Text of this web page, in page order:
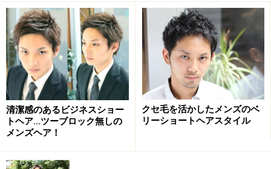
清潔感のあるビジネスショー
トヘア…ツーブロック無しの
メンズヘア！
クセ毛を活かしたメンズのベ
リーショートヘアスタイル